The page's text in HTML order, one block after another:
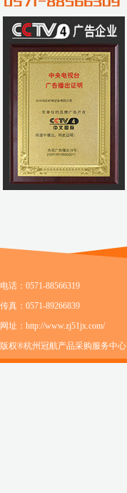
电话：0571-88566319
传真：0571-89266839
网址：http://www.zj51jx.com/
版权®杭州冠航产品采购服务中